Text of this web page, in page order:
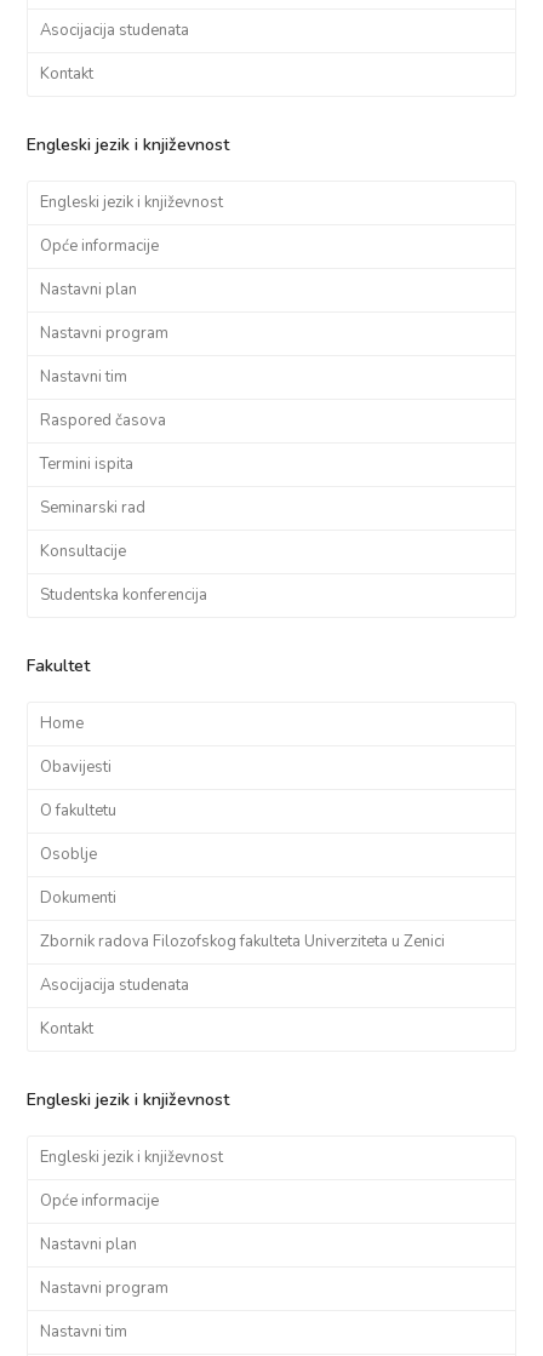
Asocijacija studenata
Kontakt
Engleski jezik i književnost
Engleski jezik i književnost
Opće informacije
Nastavni plan
Nastavni program
Nastavni tim
Raspored časova
Termini ispita
Seminarski rad
Konsultacije
Studentska konferencija
Fakultet
Home
Obavijesti
O fakultetu
Osoblje
Dokumenti
Zbornik radova Filozofskog fakulteta Univerziteta u Zenici
Asocijacija studenata
Kontakt
Engleski jezik i književnost
Engleski jezik i književnost
Opće informacije
Nastavni plan
Nastavni program
Nastavni tim